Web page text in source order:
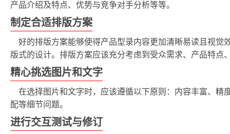
产品介绍及特点、优势与竞争对手分析等等。
制定合适排版方案
好的排版方案能够使得产品型录内容更加清晰易读且视
版式的设计。排版方案应该充分考虑到受众需求、产品特点
精心挑选图片和文字
在选择图片和文字时，应该遵循以下原则：内容丰富、
配等细节问题。
进行交互测试与修订